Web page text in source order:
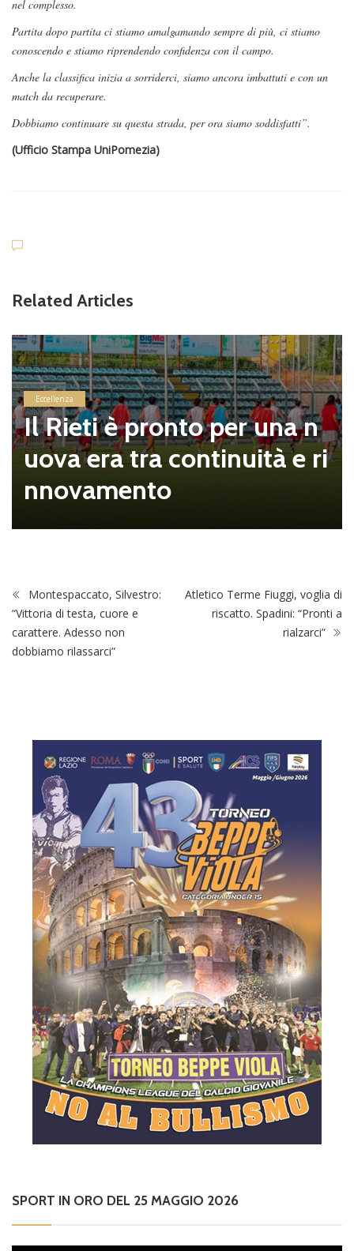
nel complesso.
Partita dopo partita ci stiamo amalgamando sempre di più, ci stiamo
conoscendo e stiamo riprendendo confidenza con il campo.
Anche la classifica inizia a sorriderci, siamo ancora imbattuti e con un
match da recuperare.
Dobbiamo continuare su questa strada, per ora siamo soddisfatti”.
(Ufficio Stampa UniPomezia)
Related Articles
Eccellenza
Il Rieti è pronto per una n
uova era tra continuità e ri
nnovamento
Montespaccato, Silvestro:
“Vittoria di testa, cuore e
carattere. Adesso non
dobbiamo rilassarci”
Atletico Terme Fiuggi, voglia di
riscatto. Spadini: “Pronti a
rialzarci”
SPORT IN ORO DEL 25 MAGGIO 2026